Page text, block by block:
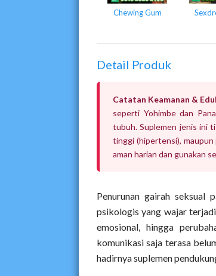
Chewing Gum
Detail Produk
Catatan Keamanan &
seperti Yohimbe dan
tubuh. Suplemen jenis ini
tinggi (hipertensi), maupun
aman harian dan gunakan
Penurunan gairah seksual
psikologis yang wajar
emosional, hingga
komunikasi saja terasa
hadirnya suplemen